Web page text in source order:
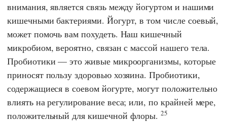
внимания, является связь между йогуртом и нашими
кишечными бактериями. Йогурт, в том числе соевый,
может помочь вам похудеть. Наш кишечный
микробиом, вероятно, связан с массой нашего тела.
Пробиотики — это живые микроорганизмы, которые
приносят пользу здоровью хозяина. Пробиотики,
содержащиеся в соевом йогурте, могут положительно
влиять на регулирование веса; или, по крайней мере,
положительный для кишечной флоры.25